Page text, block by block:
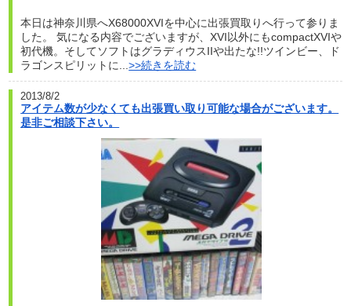
本日は神奈川県へX68000XVIを中心に出張買取りへ行って参りま
した。 気になる内容でございますが、XVI以外にもcompactXVIや
初代機。そしてソフトはグラディウスIIや出たな!!ツインビー、ド
ラゴンスピリットに...>>続きを読む
2013/8/2
アイテム数が少なくても出張買い取り可能な場合がございます。
是非ご相談下さい。